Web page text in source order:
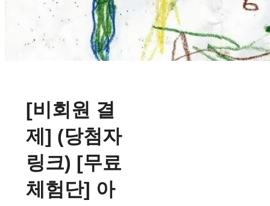
[비회원 결
제] (당첨자
링크) [무료
체험단] 아